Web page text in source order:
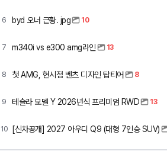
6 byd 오너 근황. jpg 10
7 m340i vs e300 amg라인 13
8 첫 AMG, 현시점 벤츠 디자인 탑티어 8
9 테슬라 모델 Y 2026년식 프리미엄 RWD 13
10 [신차공개] 2027 아우디 Q9 (대형 7인승 SUV)